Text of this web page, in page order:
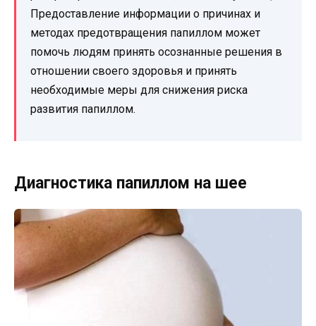
Предоставление информации о причинах и
методах предотвращения папиллом может
помочь людям принять осознанные решения в
отношении своего здоровья и принять
необходимые меры для снижения риска
развития папиллом.
Диагностика папиллом на шее